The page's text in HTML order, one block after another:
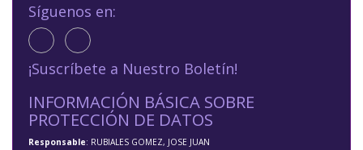
Síguenos en:
¡Suscríbete a Nuestro Boletín!
INFORMACIÓN BÁSICA SOBRE
PROTECCIÓN DE DATOS
Responsable: RUBIALES GOMEZ, JOSE JUAN